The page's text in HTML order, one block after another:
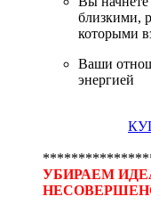
близкими,
которыми
Ваши
энергией
УБИРАЕМ